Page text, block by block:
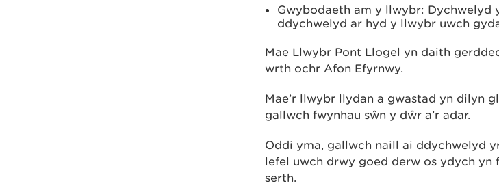
Gwybodaeth am y llwybr: Dychwelyd
ddychwelyd ar hyd y llwybr uwch
Mae Llwybr Pont Llogel yn daith
wrth ochr Afon Efyrnwy.
Mae’r llwybr llydan a gwastad yn dilyn
gallwch fwynhau sŵn y dŵr a’r adar.
Oddi yma, gallwch naill ai ddychwelyd
lefel uwch drwy goed derw os ydych yn
serth.